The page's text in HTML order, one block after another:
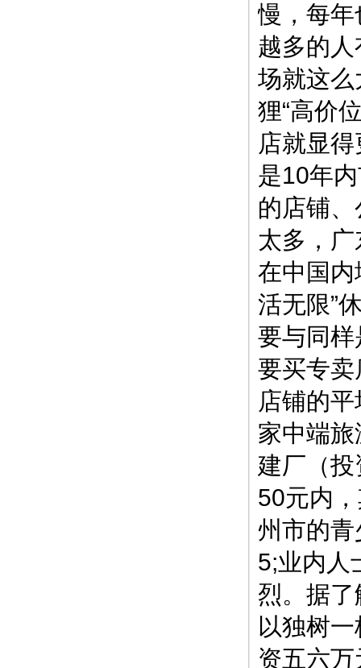
慢，每
越多的
场就这么
狸“高价
店就显
是10年
的店铺
太多，
在中国
活无限”
要与同样
要买专
店铺的
家中端
建厂（
50元内
州市的
5;业内人
烈。据了
以独树
资五六